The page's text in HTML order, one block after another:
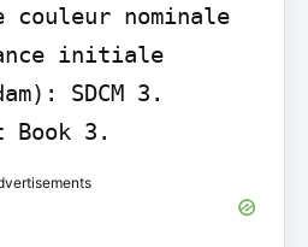
couleur nominale
initiale
SDCM 3.
Book 3.